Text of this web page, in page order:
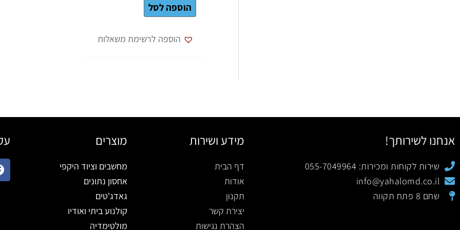
הוספה לסל
הוספה לרשימת משאלות
אנחנו לשירותך!
שירות לקוחות ומכירות: 055-7049964
info@yahalomd.co.il
שחם 8 פתח תקווה
מידע ושירות
דף הבית
אודות
תקנון
יצירת קשר
הצהרת נגישות
מוצרים
מחשבים וציוד היקפי
אחסון נתונים
גאדג'טים
קולנוע ביתי ואודיו
מולטימדיה